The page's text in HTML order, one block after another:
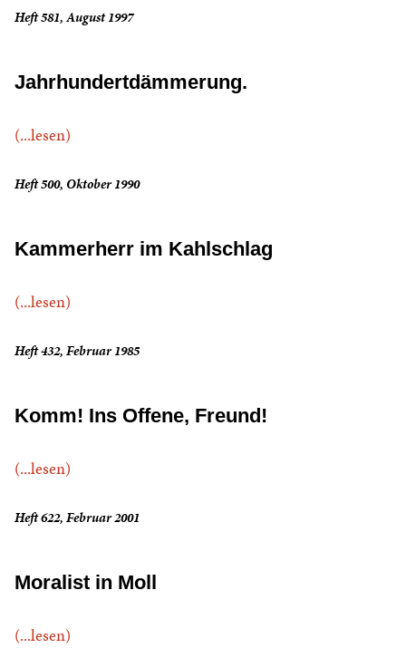
Heft 581, August 1997
Jahrhundertdämmerung.
(...lesen)
Heft 500, Oktober 1990
Kammerherr im Kahlschlag
(...lesen)
Heft 432, Februar 1985
Komm! Ins Offene, Freund!
(...lesen)
Heft 622, Februar 2001
Moralist in Moll
(...lesen)